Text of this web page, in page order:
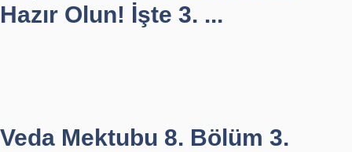
Hazır Olun! İşte 3. ...
Veda Mektubu 8. Bölüm 3.